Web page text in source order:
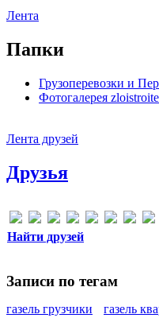
Лента
Папки
Грузоперевозки и
Фотогалерея
Лента друзей
Друзья
Найти друзей
Записи по тегам
газель грузчики газель